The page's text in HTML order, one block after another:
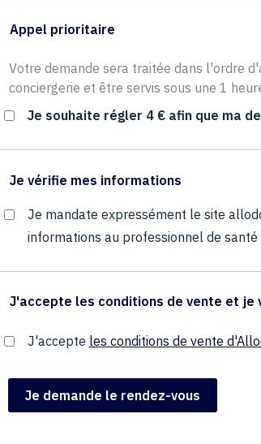
Appel prioritaire
Votre demande sera traitée dans l'ordre
conciergerie et être servis sous une 1
Je souhaite régler 4 € afin que ma
Je vérifie mes informations
Je mandate expressément le site
informations au professionnel de
J'accepte les conditions de vente et je
J'accepte les conditions de vente